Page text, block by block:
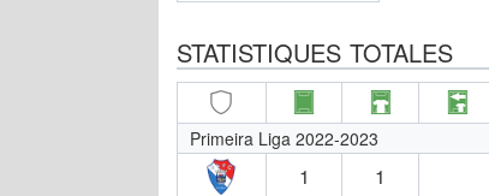
STATISTIQUES TOTALES
Primeira Liga 2022-2023
1 1